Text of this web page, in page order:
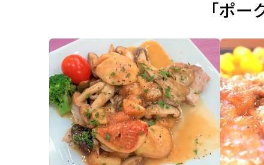
「ポ